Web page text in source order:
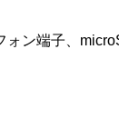
ン端子、